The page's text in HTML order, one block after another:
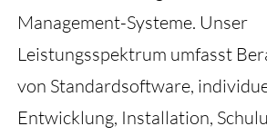
Management-Systeme. Unser
Leistungsspektrum umfasst
von Standardsoftware,
Entwicklung, Installation,